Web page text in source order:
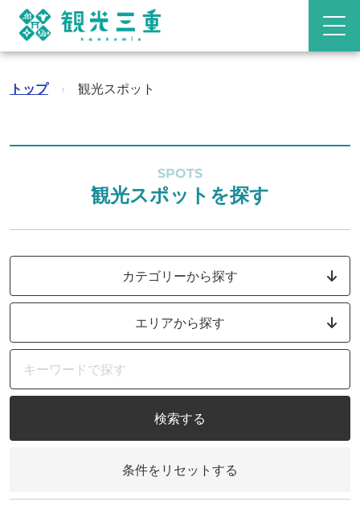
トップ › 観光スポット
SPOTS
観光スポットを探す
カテゴリーから探す
エリアから探す
検索する
条件をリセットする